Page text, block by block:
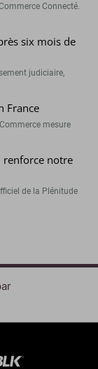
Connecté.
six mois de
judiciaire,
France
mesure
renforce notre
de la Plénitude